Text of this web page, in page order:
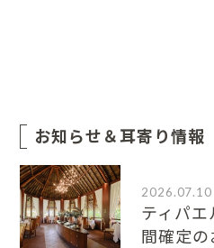
お知らせ＆耳寄り情
2026.07.10
ティパエ
間確定の